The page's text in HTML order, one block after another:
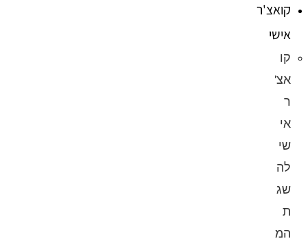
קואצ'ר
אישי
קו
אצ'
ר
אי
שי
לה
שג
ת
המ